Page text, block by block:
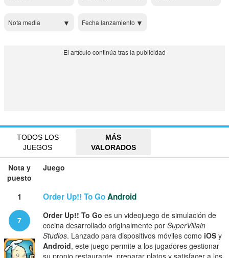
Nota media Fecha lanzamiento
TODOS LOS
JUEGOS
MÁS
VALORADOS
Nota y
puesto
Juego
1 Order Up!! To GoAndroid
7 Order Up!! To Go es un videojuego de simulación de
cocina desarrollado originalmente por SuperVillain
Studios. Lanzado para dispositivos móviles como iOS y
Android, este juego permite a los jugadores gestionar